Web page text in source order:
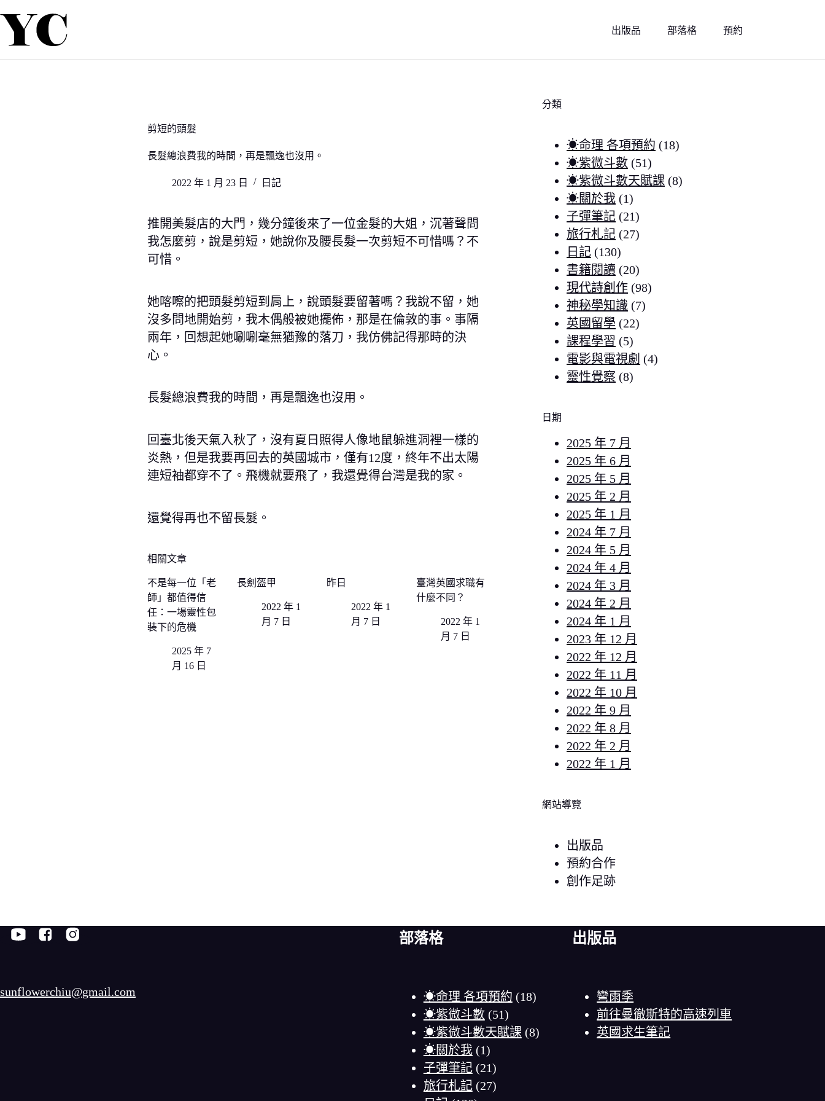
至
出版品 部落格 預約
剪短的頭髮
長髮總浪費我的時間，再是飄逸也沒用。
2022 年 1 月 23 日 日記
推開美髮店的大門，幾分鐘後來了一位金髮的大姐，沉著聲問
我怎麼剪，說是剪短，她說你及腰長髮一次剪短不可惜嗎？不
可惜。
她喀嚓的把頭髮剪短到肩上，說頭髮要留著嗎？我說不留，她
沒多問地開始剪，我木偶般被她擺佈，那是在倫敦的事。事隔
兩年，回想起她唰唰毫無猶豫的落刀，我仿佛記得那時的決
心。
長髮總浪費我的時間，再是飄逸也沒用。
回臺北後天氣入秋了，沒有夏日照得人像地鼠躲進洞裡一樣的
炎熱，但是我要再回去的英國城市，僅有12度，終年不出太陽
連短袖都穿不了。飛機就要飛了，我還覺得台灣是我的家。
還覺得再也不留長髮。
相關文章
不是每一位「老
師」都值得信
任：一場靈性包
裝下的危機
2025 年 7
月 16 日
長劍盔甲
2022 年 1
月 7 日
昨日
2022 年 1
月 7 日
臺灣英國求職有
什麼不同？
2022 年 1
月 7 日
分類
☀命理 各項預約 (18)
☀紫微斗數 (51)
☀紫微斗數天賦課 (8)
☀關於我 (1)
子彈筆記 (21)
旅行札記 (27)
日記 (130)
書籍閱讀 (20)
現代詩創作 (98)
神秘學知識 (7)
英國留學 (22)
課程學習 (5)
電影與電視劇 (4)
靈性覺察 (8)
日期
2025 年 7 月
2025 年 6 月
2025 年 5 月
2025 年 2 月
2025 年 1 月
2024 年 7 月
2024 年 5 月
2024 年 4 月
2024 年 3 月
2024 年 2 月
2024 年 1 月
2023 年 12 月
2022 年 12 月
2022 年 11 月
2022 年 10 月
2022 年 9 月
2022 年 8 月
2022 年 2 月
2022 年 1 月
網站導覽
出版品
預約合作
創作足跡
sunflowerchiu@gmail.com
部落格
☀命理 各項預約 (18)
☀紫微斗數(51)
☀紫微斗數天賦課 (8)
☀關於我(1)
子彈筆記(21)
旅行札記(27)
出版品
彎雨季
前往曼徹斯特的高速列車
英國求生筆記